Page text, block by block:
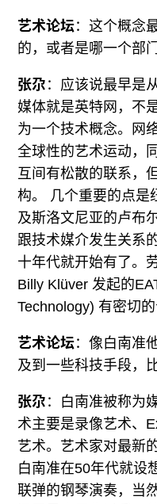
艺术论坛：这个概念
的，或者是哪一个部
张尕 ：应该说最早是
媒体就是英特网，不
为一个技术概念。网
全球性的艺术运动，
互间有松散的联系，
构。 几个重要的点是
及斯洛文尼亚的卢布
跟技术媒介发生关系
十年代就开始有了。
Billy Klüver 发起的
Technology) 有密切的
艺术论坛：像白南准
及到一些科技手段，
张尕 ：白南准被称为
术主要是录像艺术、
艺术。艺术家对最新
白南准在50年代就设
联弹的钢琴演奏，当